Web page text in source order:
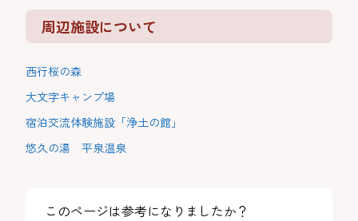
周辺施設について
西行桜の森
大文字キャンプ場
宿泊交流体験施設「浄土の館」
悠久の湯 平泉温泉
このページは参考になりましたか？